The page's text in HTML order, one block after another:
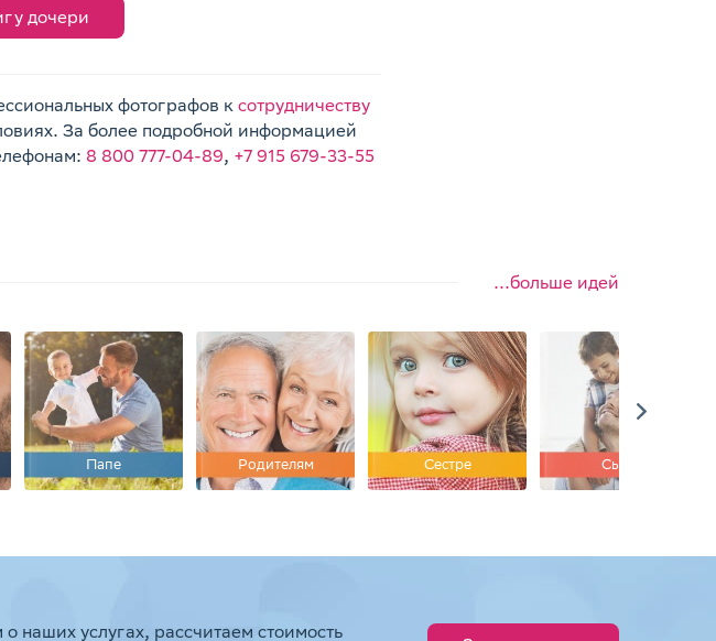
дочери
фотографов к сотрудничеству
За более подробной информацией
8 800 777-04-89, +7 915 679-33-55
...больше идей
Папе Родителям Сестре Сыну
наших услугах, рассчитаем стоимость